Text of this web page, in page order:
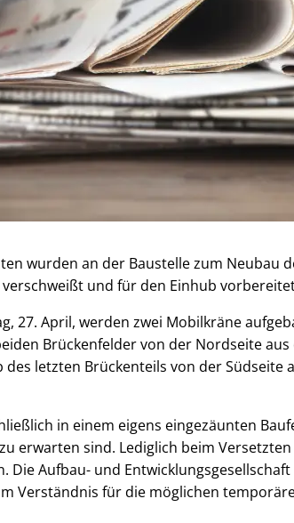
wurden an der Baustelle zum Neubau
und für den Einhub
27. April, werden zwei Mobilkräne
Brückenfelder von der Nordseite
des letzten Brückenteils von der
in einem eigens eingezäunten
erwarten sind. Lediglich beim
Die Aufbau- und
Verständnis für die möglichen